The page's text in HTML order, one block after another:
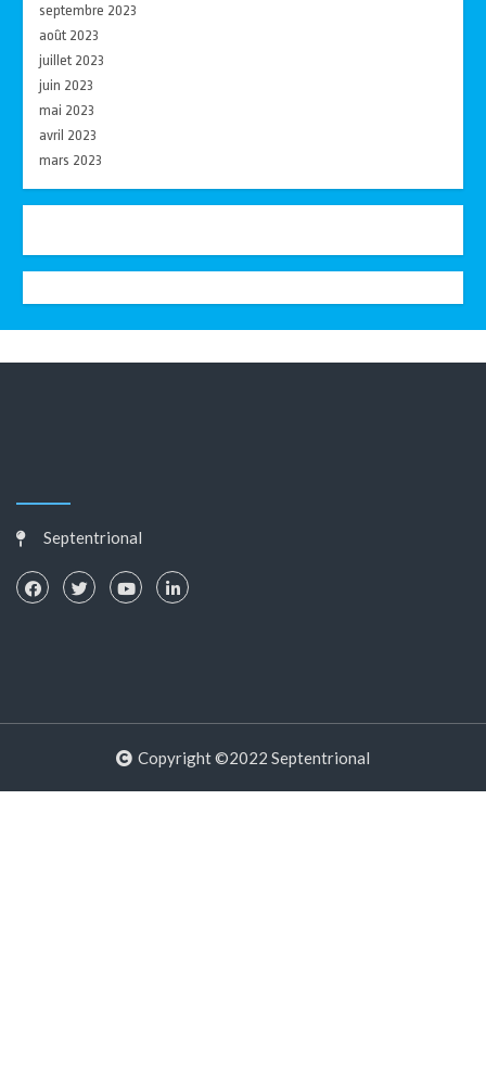
septembre 2023
août 2023
juillet 2023
juin 2023
mai 2023
avril 2023
mars 2023
Septentrional
Copyright ©2022 Septentrional